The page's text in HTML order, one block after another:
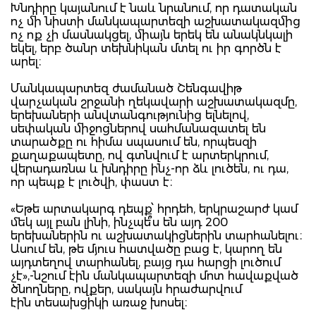
Խնդիրը կայանում է նաև նրանում, որ դատական
ոչ մի նիստի մանկապարտեզի աշխատակազմից
ոչ ոք չի մասնակցել, միայն երեկ են անակնկալի
եկել, երբ ծանր տեխնիկան մտել ու իր գործն է
արել։
Մանկապարտեզ ժամանած Շենգավիթ
վարչական շրջանի ղեկավարի աշխատակազմը,
երեխաների անվտանգությունից ելնելով,
սեփական միջոցներով սահմանազատել են
տարածքը ու հիմա սպասում են, որպեսզի
քաղաքապետը, ով գտնվում է արտերկրում,
վերադառնա և խնդիրը ինչ-որ ձև լուծեն, ու դա,
որ պեպք է լուծվի, փաստ է։
«Եթե արտակարգ դեպք՝ հրդեհ, երկրաշարժ կամ
մեկ այլ բան լինի, ինչպե՞ս են այդ 200
երեխաներին ու աշխատակիցներին տարհանելու։
Ասում են, թե մյուս հատվածը բաց է, կարող են
այդտեղով տարհանել, բայց դա հարցի լուծում
չէ»,-նշում էին մանկապարտեզի մոտ հավաքված
ծնողները, ովքեր, սակայն հրաժարվում
էին տեսախցիկի առաջ խոսել։